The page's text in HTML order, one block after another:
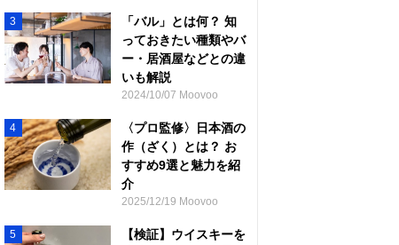
3
「バル」とは何？ 知
っておきたい種類やバ
ー・居酒屋などとの違
いも解説
2024/10/07 Moovoo
4
〈プロ監修〉日本酒の
作（ざく）とは？ お
すすめ9選と魅力を紹
介
2025/12/19 Moovoo
5
【検証】ウイスキーを